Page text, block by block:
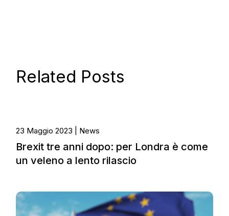
Related Posts
23 Maggio 2023 News
Brexit tre anni dopo: per Londra è come
un veleno a lento rilascio